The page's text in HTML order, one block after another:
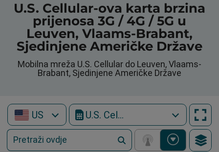
U.S. Cellular-ova karta brzina
prijenosa 3G / 4G / 5G u
Leuven, Vlaams-Brabant,
Sjedinjene Američke Države
Mobilna mreža U.S. Cellular do Leuven, Vlaams-
Brabant, Sjedinjene Američke Države
US U.S. Cellular